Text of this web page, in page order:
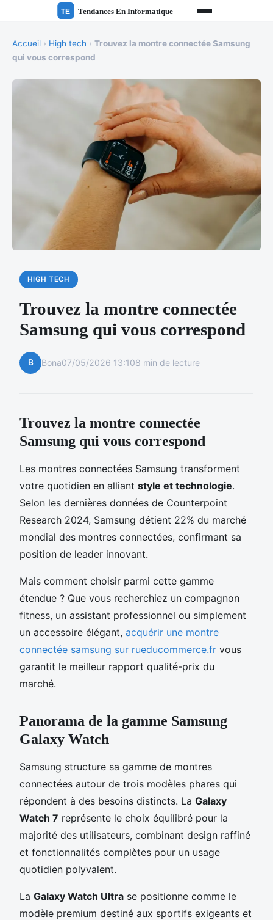
Accueil › High tech › Trouvez la montre connectée Samsung
qui vous correspond
HIGH TECH
Trouvez la montre connectée
Samsung qui vous correspond
B Bona07/05/2026 13:108 min de lecture
Trouvez la montre connectée
Samsung qui vous correspond
Les montres connectées Samsung transforment
votre quotidien en alliant style et technologie.
Selon les dernières données de Counterpoint
Research 2024, Samsung détient 22% du marché
mondial des montres connectées, confirmant sa
position de leader innovant.
Mais comment choisir parmi cette gamme
étendue ? Que vous recherchiez un compagnon
fitness, un assistant professionnel ou simplement
un accessoire élégant, acquérir une montre
connectée samsung sur rueducommerce.fr vous
garantit le meilleur rapport qualité-prix du
marché.
Panorama de la gamme Samsung
Galaxy Watch
Samsung structure sa gamme de montres
connectées autour de trois modèles phares qui
répondent à des besoins distincts. La Galaxy
Watch 7 représente le choix équilibré pour la
majorité des utilisateurs, combinant design raffiné
et fonctionnalités complètes pour un usage
quotidien polyvalent.
La Galaxy Watch Ultra se positionne comme le
modèle premium destiné aux sportifs exigeants et